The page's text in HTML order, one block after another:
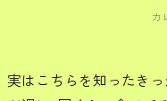
カ
実はこちらを知ったき